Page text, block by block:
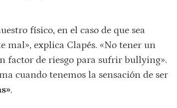
físico, en el caso de que sea
mal», explica Clapés. «No tener un
factor de riesgo para sufrir bullying».
cuando tenemos la sensación de ser
.